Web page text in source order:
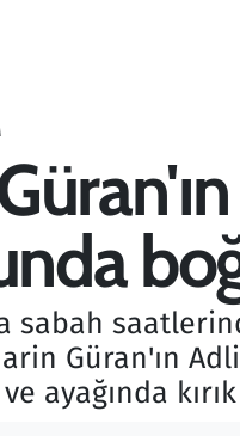
sabah
Güran'ın
ve ayağında